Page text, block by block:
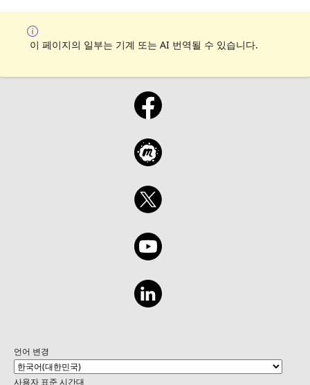
이 페이지의 일부는 기계 또는 AI 번역될 수 있습니다.
언어 변경
사용자 표준 시간대